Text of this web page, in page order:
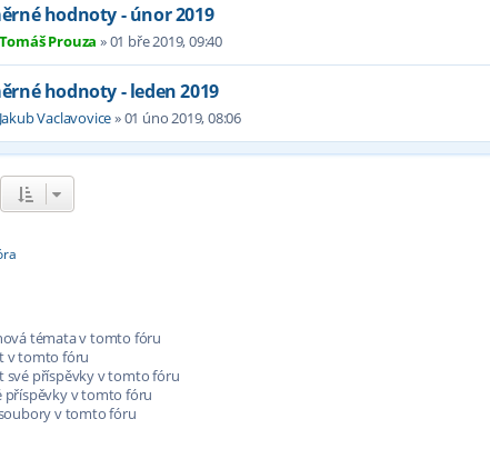
hodnoty - únor 2019
Tomáš Prouza »01 bře 2019, 09:40
hodnoty - leden 2019
Jakub Vaclavovice»01 úno 2019, 08:06
témata v tomto fóru
v tomto fóru
své příspěvky v tomto fóru
příspěvky v tomto fóru
v tomto fóru